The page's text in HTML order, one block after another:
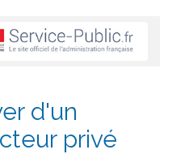
d'un
privé